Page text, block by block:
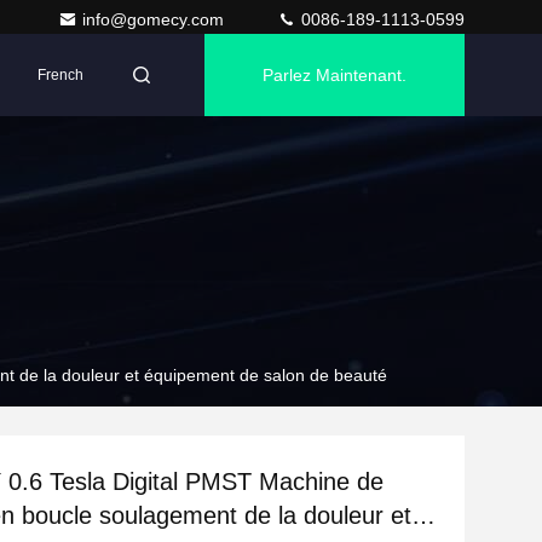
info@gomecy.com 0086-189-1113-0599
French Parlez Maintenant.
de la douleur et équipement de salon de beauté
0.6 Tesla Digital PMST Machine de
boucle soulagement de la douleur et